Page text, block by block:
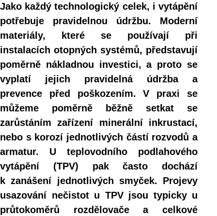
Jako každý technologický celek, i vytápění
potřebuje pravidelnou údržbu. Moderní
materiály, které se používají při
instalacích otopných systémů, představují
poměrně nákladnou investici, a proto se
vyplatí jejich pravidelná údržba a
prevence před poškozením. V praxi se
můžeme poměrně běžně setkat se
zarůstáním zařízení minerální inkrustací,
nebo s korozí jednotlivých částí rozvodů a
armatur. U teplovodního podlahového
vytápění (TPV) pak často dochází
k zanášení jednotlivých smyček. Projevy
usazování nečistot u TPV jsou typicky u
průtokoměrů rozdělovače a celkové